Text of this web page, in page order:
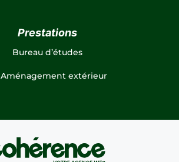
Prestations
Bureau d’études
Aménagement extérieur